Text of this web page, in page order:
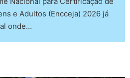
e Adultos (Encceja) 2026 já
onde…